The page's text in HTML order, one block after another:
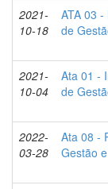
2021-
10-18
ATA 03
de
2021-
10-04
Ata 01 -
de
2022-
03-28
Ata 08 -
Gestão